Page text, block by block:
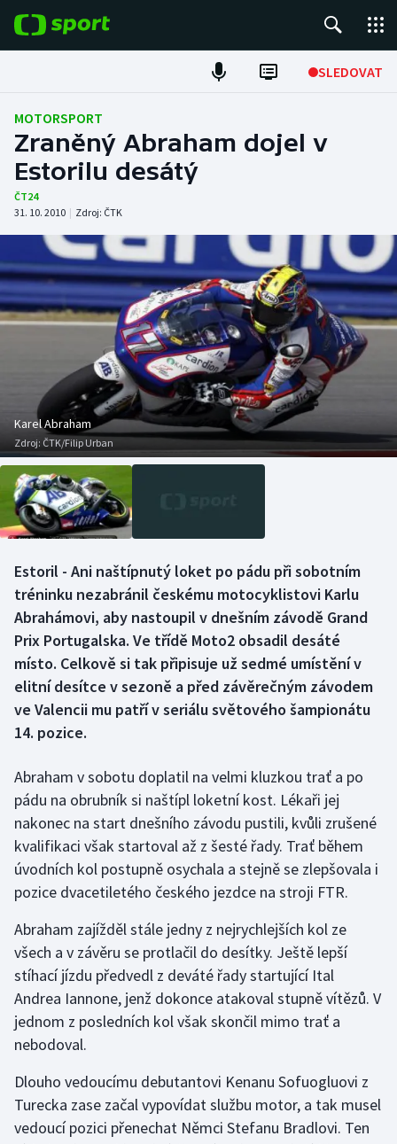
SLEDOVAT
Fotbal
Hokej
Tenis
Atletika
Cyklistika
DALŠÍ SPORTY
Americký fotbal
Baseball a softbal
Basketbal
Biatlon
Boby a skeleton
Box
Curling
Dostihy
Florbal
Golf
Gymnastika
Házená
Jezdectví
Judo
Krasobruslení
Lezení
Lyže a snowboard
Moderní pětiboj
NEPŘEHLÉDNĚTE
Soutěže
Historické návraty
Aplikace ČT sport
AZ kvíz
MOTORSPORT
Zraněný Abraham dojel v
Estorilu desátý
ČT24
31. 10. 2010 | Zdroj: ČTK
Karel Abraham
Zdroj: ČTK/Filip Urban
Estoril - Ani naštípnutý loket po pádu při sobotním
tréninku nezabránil českému motocyklistovi Karlu
Abrahámovi, aby nastoupil v dnešním závodě Grand
Prix Portugalska. Ve třídě Moto2 obsadil desáté
místo. Celkově si tak připisuje už sedmé umístění v
elitní desítce v sezoně a před závěrečným závodem
ve Valencii mu patří v seriálu světového šampionátu
14. pozice.
Abraham v sobotu doplatil na velmi kluzkou trať a po
pádu na obrubník si naštípl loketní kost. Lékaři jej
nakonec na start dnešního závodu pustili, kvůli zrušené
kvalifikaci však startoval až z šesté řady. Trať během
úvodních kol postupně osychala a stejně se zlepšovala i
pozice dvacetiletého českého jezdce na stroji FTR.
Abraham zajížděl stále jedny z nejrychlejších kol ze
všech a v závěru se protlačil do desítky. Ještě lepší
stíhací jízdu předvedl z deváté řady startující Ital
Andrea Iannone, jenž dokonce atakoval stupně vítězů. V
jednom z posledních kol však skončil mimo trať a
nebodoval.
Dlouho vedoucímu debutantovi Kenanu Sofuogluovi z
Turecka zase začal vypovídat službu motor, a tak musel
vedoucí pozici přenechat Němci Stefanu Bradlovi. Ten